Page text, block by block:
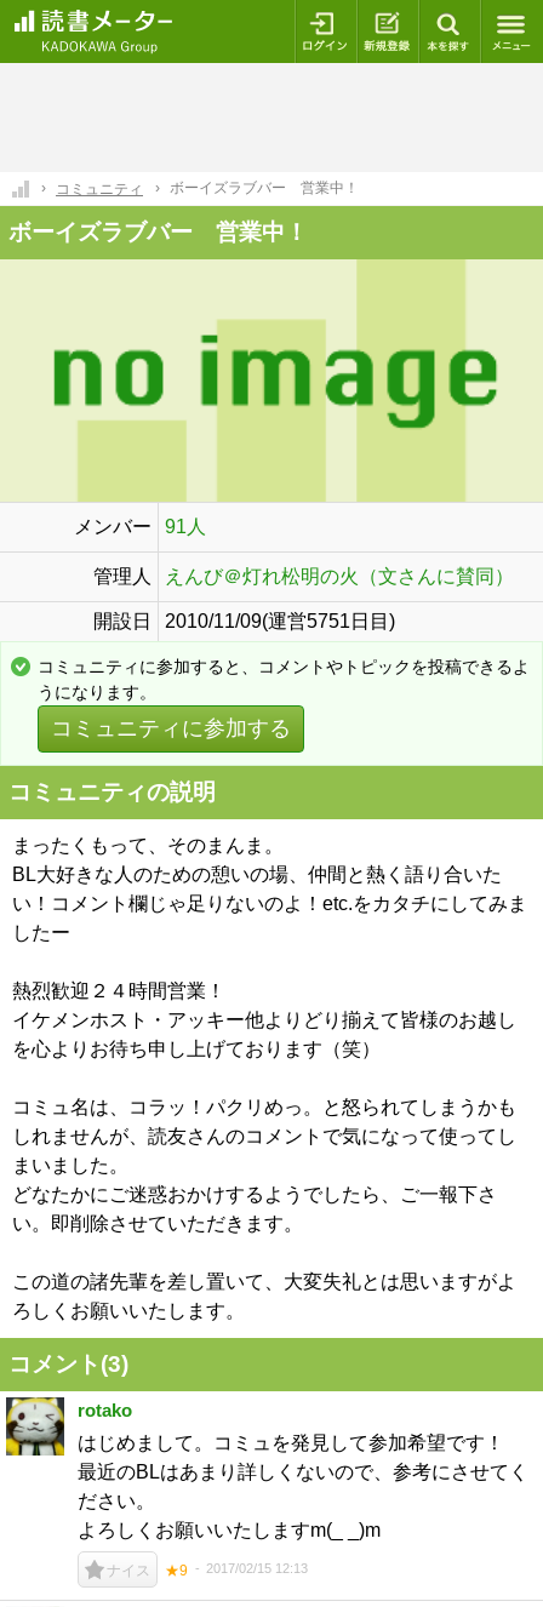
ログイン 新規登録
コミュニティ ボーイズラブバー 営業中！
ボーイズラブバー 営業中！
メンバー 91人
管理人 えんび＠灯れ松明の火（文さんに賛同）
開設日 2010/11/09(運営5751日目)
コミュニティに参加すると、コメントやトピックを投稿できるよ
うになります。
コミュニティに参加する
コミュニティの説明
まったくもって、そのまんま。
BL大好きな人のための憩いの場、仲間と熱く語り合いた
い！コメント欄じゃ足りないのよ！etc.をカタチにしてみま
したー
熱烈歓迎２４時間営業！
イケメンホスト・アッキー他よりどり揃えて皆様のお越し
を心よりお待ち申し上げております（笑）
コミュ名は、コラッ！パクリめっ。と怒られてしまうかも
しれませんが、読友さんのコメントで気になって使ってし
まいました。
どなたかにご迷惑おかけするようでしたら、ご一報下さ
い。即削除させていただきます。
この道の諸先輩を差し置いて、大変失礼とは思いますがよ
ろしくお願いいたします。
コメント(3)
rotako
はじめまして。コミュを発見して参加希望です！
最近のBLはあまり詳しくないので、参考にさせてく
ださい。
よろしくお願いいたしますm(_ _)m
ナイス ★9 2017/02/15 12:13